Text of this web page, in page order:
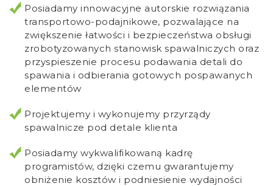
Posiadamy innowacyjne autorskie rozwiązania
transportowo-podajnikowe, pozwalające na
zwiększenie łatwości i bezpieczeństwa obsługi
zrobotyzowanych stanowisk spawalniczych oraz
przyspieszenie procesu podawania detali do
spawania i odbierania gotowych pospawanych
elementów
Projektujemy i wykonujemy przyrządy
spawalnicze pod detale klienta
Posiadamy wykwalifikowaną kadrę
programistów, dzięki czemu gwarantujemy
obniżenie kosztów i podniesienie wydajności